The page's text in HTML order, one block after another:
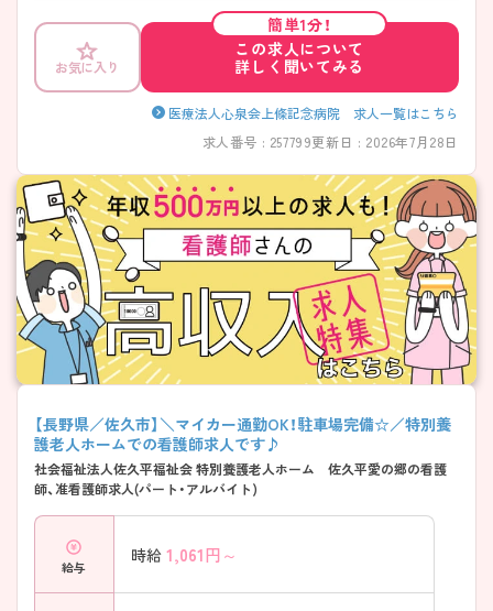
た看護を実践したい方におすすめの環境です。 また、残業が比較的少な
く、落ち着いた職場環境のため、家庭やプライベートと両立しながら無理
なくご勤務いただけます。子育て世代のスタッフも活躍しており、ライ
フステージの変化に応じて長く働き続けられる点も魅力のひとつです。
教育体制についても、院内研修・院外研修ともに充実しており、ブランク
のある方や経験に不安のある方でも安心して業務に慣れていただけま
ルアップを目指す方にもおすすめです。 高齢者医療や地域包括ケア、在
宅分野にご興味をお持ちの方には、特にマッチする求人となっておりま
す。 ご興味をお持ちいただけましたら、面接対策のポイントや職場の雰
囲気など、より詳細な情報をお伝えいたしますので、お気軽にご相談くだ
さい。
お気に入り
簡単1分！
この求人について
詳しく聞いてみる
医療法人心泉会上條記念病院 求人一覧はこちら
求人番号 : 257799更新日 : 2026年7月28日
【長野県／佐久市】＼マイカー通勤OK！駐車場完備☆／特別養
護老人ホームでの看護師求人です♪
社会福祉法人佐久平福祉会 特別養護老人ホーム 佐久平愛の郷の看護
師、准看護師求人(パート・アルバイト)
給与
時給 1,061円～